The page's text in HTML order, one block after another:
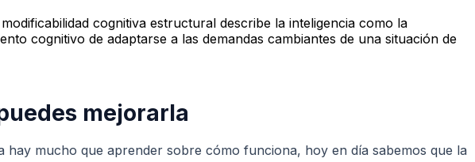
cognitiva estructural describe la inteligencia como la
cognitivo de adaptarse a las demandas cambiantes de una situación de
mejorarla
hay mucho que aprender sobre cómo funciona, hoy en día sabemos que la